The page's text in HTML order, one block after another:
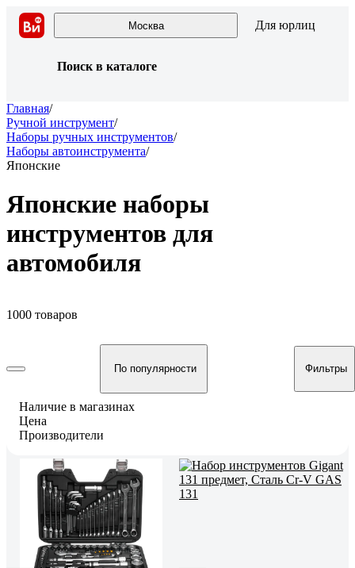
Москва Для юрлиц
Поиск в каталоге
Главная/
Ручной инструмент/
Наборы ручных инструментов/
Наборы автоинструмента/
Японские
Японские наборы
инструментов для
автомобиля
1000 товаров
По популярности Фильтры
Наличие в магазинах
Цена
Производители